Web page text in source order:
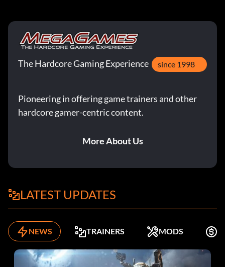
The Hardcore Gaming Experience since 1998
Pioneering in offering game trainers and other
hardcore gamer-centric content.
More About Us
LATEST UPDATES
NEWS TRAINERS MODS